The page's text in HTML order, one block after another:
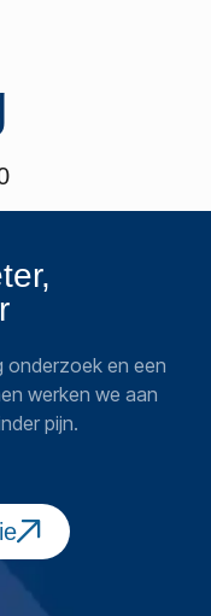
onderzoek en een
werken we aan
pijn.